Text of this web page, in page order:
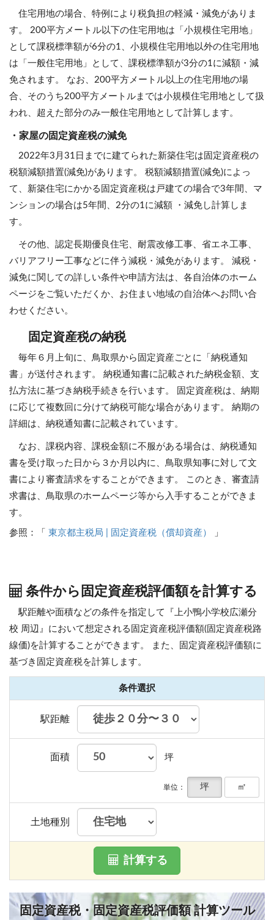
住宅用地の場合、特例により税負担の軽減・減免がありま
す。 200平方メートル以下の住宅用地は「小規模住宅用地」
として課税標準額が6分の1、小規模住宅用地以外の住宅用地
は「一般住宅用地」として、課税標準額が3分の1に減額・減
免されます。 なお、200平方メートル以上の住宅用地の場
合、そのうち200平方メートルまでは小規模住宅用地として扱
われ、超えた部分のみ一般住宅用地として計算します。
・家屋の固定資産税の減免
2022年3月31日までに建てられた新築住宅は固定資産税の
税額減額措置(減免)があります。 税額減額措置(減免)によっ
て、新築住宅にかかる固定資産税は戸建ての場合で3年間、マ
ンションの場合は5年間、2分の1に減額 ・減免し計算しま
す。
その他、認定長期優良住宅、耐震改修工事、省エネ工事、
バリアフリー工事などに伴う減税・減免があります。 減税・
減免に関しての詳しい条件や申請方法は、各自治体のホーム
ページをご覧いただくか、お住まい地域の自治体へお問い合
わせください。
固定資産税の納税
毎年６月上旬に、鳥取県から固定資産ごとに「納税通知
書」が送付されます。 納税通知書に記載された納税金額、支
払方法に基づき納税手続きを行います。 固定資産税は、納期
に応じて複数回に分けて納税可能な場合があります。 納期の
詳細は、納税通知書に記載されています。
なお、課税内容、課税金額に不服がある場合は、納税通知
書を受け取った日から３か月以内に、鳥取県知事に対して文
書により審査請求をすることができます。 このとき、審査請
求書は、鳥取県のホームページ等から入手することができま
す。
参照：「 東京都主税局 | 固定資産税（償却資産） 」
条件から固定資産税評価額を計算する
駅距離や面積などの条件を指定して『上小鴨小学校広瀬分
校 周辺』において想定される固定資産税評価額(固定資産税路
線価)を計算することができます。
また、固定資産税評価額に
基づき固定資産税を計算します。
条件選択
駅距離
面積 坪
単位： 坪 ㎡
土地種別
計算する
固定資産税・固定資産税評価額 計算ツール